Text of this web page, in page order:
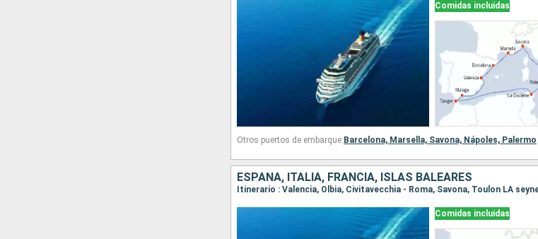
Comidas incluidas
Otros puertos de embarque: Barcelona, Marsella, Savona, Nápoles, Palermo
ESPAÑA, ITALIA, FRANCIA, ISLAS BALEARES
Comidas incluidas